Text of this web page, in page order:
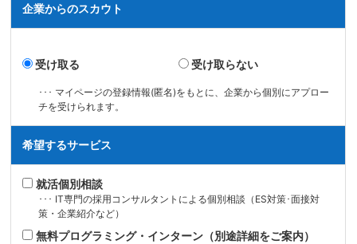
企業からのスカウト
受け取る 受け取らない
･･･ マイページの登録情報(匿名)をもとに、企業から個別にアプロー
チを受けられます。
希望するサービス
就活個別相談
･･･ IT専門の採用コンサルタントによる個別相談（ES対策･面接対
策・企業紹介など）
無料プログラミング・インターン（別途詳細をご案内）